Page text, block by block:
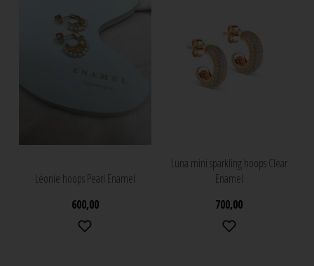
Léonie hoops Pearl Enamel
600,00
Luna mini sparkling hoops Clear
Enamel
700,00